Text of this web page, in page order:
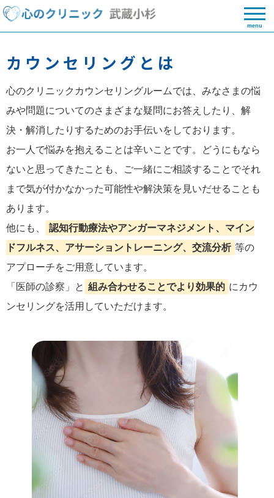
menu
カウンセリングとは
心のクリニックカウンセリングルームでは、みなさまの悩
みや問題についてのさまざまな疑問にお答えしたり、解
決・解消したりするためのお手伝いをしております。
お一人で悩みを抱えることは辛いことです。どうにもなら
ないと思ってきたことも、ご一緒にご相談することでそれ
まで気が付かなかった可能性や解決策を見いだせることも
あります。
他にも、
認知行動療法やアンガーマネジメント、マイン
ドフルネス、アサーショントレーニング、交流分析 等の
アプローチをご用意しています。
「医師の診察」と 組み合わせることでより効果的 にカウ
ンセリングを活用していただけます。